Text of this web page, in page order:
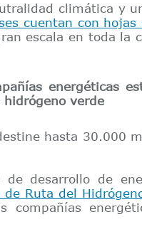
climática y
cuentan con
escala en toda la
energéticas
hidrógeno verde
hasta 30.000
desarrollo de
de Ruta del